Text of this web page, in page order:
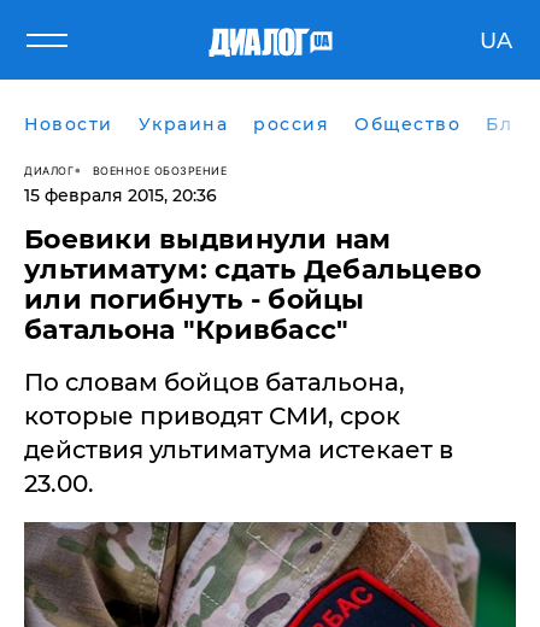
UA
Новости Украина россия Общество
ДИАЛОГ ВОЕННОЕ ОБОЗРЕНИЕ
15 февраля 2015, 20:36
Боевики выдвинули нам
ультиматум: сдать Дебальцево
или погибнуть - бойцы
батальона "Кривбасс"
По словам бойцов батальона,
которые приводят СМИ, срок
действия ультиматума истекает в
23.00.